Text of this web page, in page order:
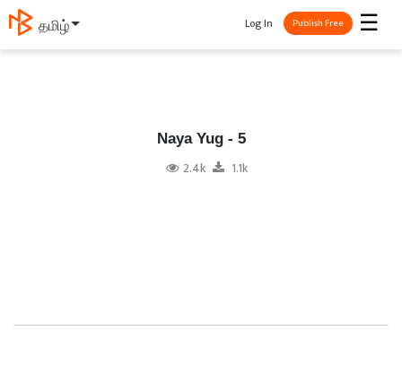
தமிழ் ☰
Log In Publish Free
Naya Yug - 5
2.4k 1.1k